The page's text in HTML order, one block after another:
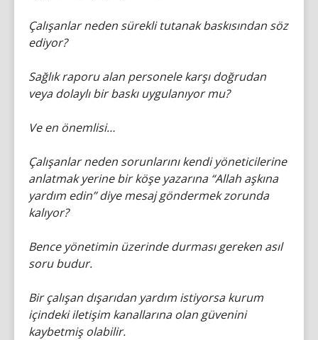
Çalışanlar neden sürekli tutanak baskısından söz
ediyor?
Sağlık raporu alan personele karşı doğrudan
veya dolaylı bir baskı uygulanıyor mu?
Ve en önemlisi…
Çalışanlar neden sorunlarını kendi yöneticilerine
anlatmak yerine bir köşe yazarına “Allah aşkına
yardım edin” diye mesaj göndermek zorunda
kalıyor?
Bence yönetimin üzerinde durması gereken asıl
soru budur.
Bir çalışan dışarıdan yardım istiyorsa kurum
içindeki iletişim kanallarına olan güvenini
kaybetmiş olabilir.